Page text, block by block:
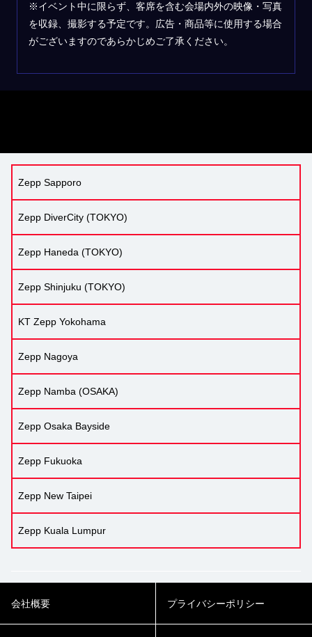
※イベント中に限らず、客席を含む会場内外の映像・写真
を収録、撮影する予定です。広告・商品等に使用する場合
がございますのであらかじめご了承ください。
Zepp Sapporo
Zepp DiverCity (TOKYO)
Zepp Haneda (TOKYO)
Zepp Shinjuku (TOKYO)
KT Zepp Yokohama
Zepp Nagoya
Zepp Namba (OSAKA)
Zepp Osaka Bayside
Zepp Fukuoka
Zepp New Taipei
Zepp Kuala Lumpur
会社概要 プライバシーポリシー